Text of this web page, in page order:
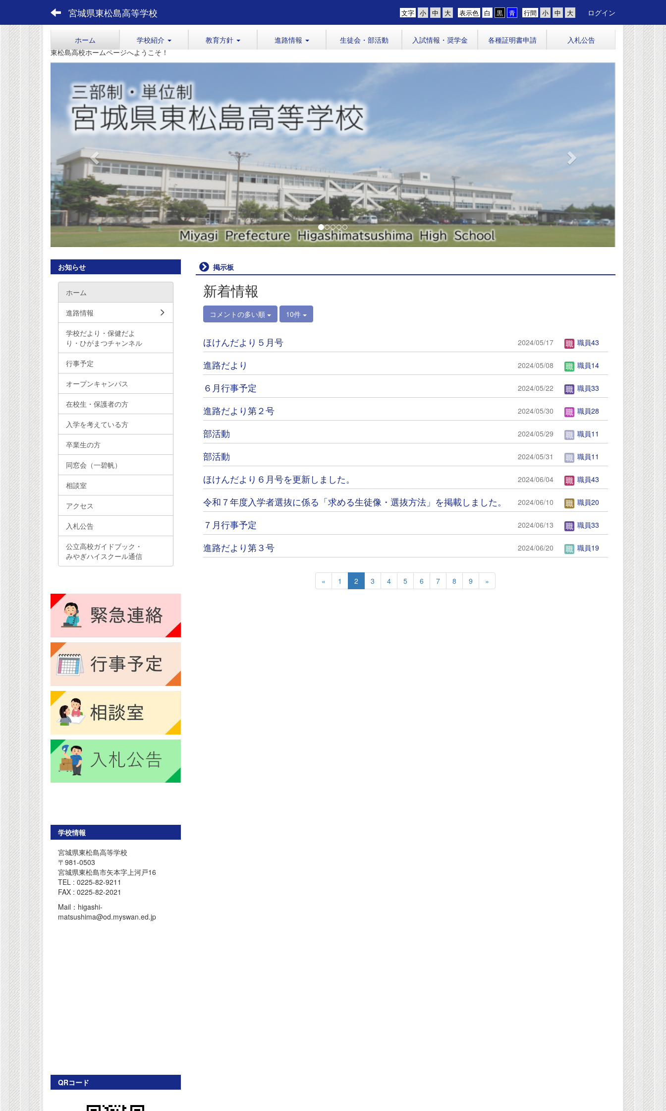
宮城県東松島高等学校 行間
表示色
文字 ログイン
ホーム 学校紹介 教育方針 進路情報 生徒会・部活動 入試情報・奨学金 各種証明書申請
入札公告
東松島高校ホームページへようこそ！
r
e
v
i
o
u
s
t
掲示板
新着情報
コメントの多い順 10件
ほけんだより５月号 2024/05/17 職員43
進路だより 2024/05/08 職員14
６月行事予定 2024/05/22 職員33
進路だより第２号 2024/05/30 職員28
部活動 2024/05/29 職員11
部活動 2024/05/31 職員11
ほけんだより６月号を更新しました。 2024/06/04 職員43
令和７年度入学者選抜に係る「求める生徒像・選抜方法」を掲載しました。 2024/06/10 職員20
７月行事予定 2024/06/13 職員33
進路だより第３号 2024/06/20 職員19
« 1 2 3 4 5 6 7 8 9 »
お知らせ
ホーム
進路情報
学校だより・保健だよ
り・ひがまつチャンネル
行事予定
オープンキャンパス
在校生・保護者の方
入学を考えている方
卒業生の方
同窓会（一碧帆）
相談室
アクセス
入札公告
公立高校ガイドブック・
みやぎハイスクール通信
学校情報
宮城県東松島高等学校
〒981-0503
宮城県東松島市矢本字上河戸16
TEL : 0225-82-9211
FAX : 0225-82-2021
Mail：higashi-
matsushima@od.myswan.ed.jp
QRコード